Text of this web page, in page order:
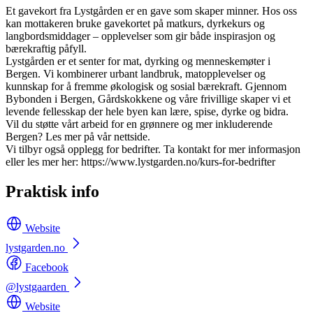
Et gavekort fra Lystgården er en gave som skaper minner. Hos oss
kan mottakeren bruke gavekortet på matkurs, dyrkekurs og
langbordsmiddager – opplevelser som gir både inspirasjon og
bærekraftig påfyll.
Lystgården er et senter for mat, dyrking og menneskemøter i
Bergen. Vi kombinerer urbant landbruk, matopplevelser og
kunnskap for å fremme økologisk og sosial bærekraft. Gjennom
Bybonden i Bergen, Gårdskokkene og våre frivillige skaper vi et
levende fellesskap der hele byen kan lære, spise, dyrke og bidra.
Vil du støtte vårt arbeid for en grønnere og mer inkluderende
Bergen? Les mer på vår nettside.
Vi tilbyr også opplegg for bedrifter. Ta kontakt for mer informasjon
eller les mer her: https://www.lystgarden.no/kurs-for-bedrifter
Praktisk info
Website
lystgarden.no
Facebook
@lystgaarden
Website